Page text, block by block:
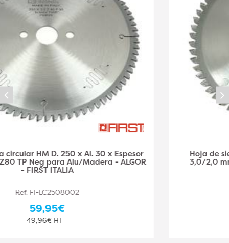
Hoja de sierra circular HM D. 216 x Al. 30 x ép.
3,0/2,0 mm x Z60 TP Neg para Alu/Madera -